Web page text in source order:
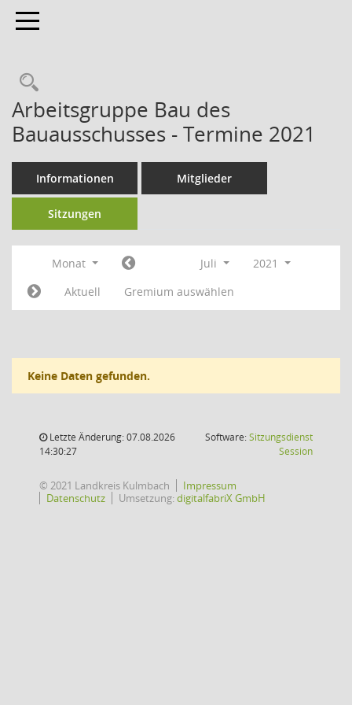
Toggle navigation
Arbeitsgruppe Bau des
Bauausschusses - Termine 2021
Informationen Mitglieder
Sitzungen
Monat Juli
2021
Aktuell
Gremium auswählen
Keine Daten gefunden.
Letzte Änderung: 07.08.2026
14:30:27
Software:Sitzungsdienst
Session(Wird in
© 2021 Landkreis Kulmbach
Impressum
Datenschutz
Umsetzung:digitalfabriX GmbH